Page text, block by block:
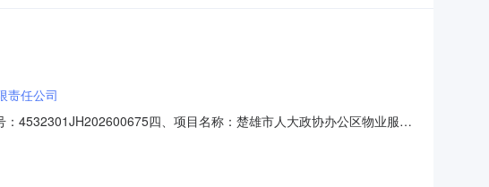
责任公司
4532301JH202600675四、项目名称：楚雄市人大政协办公区物业服务
六、合同主要信息主要标的名称：楚雄市人大政协办公区物业